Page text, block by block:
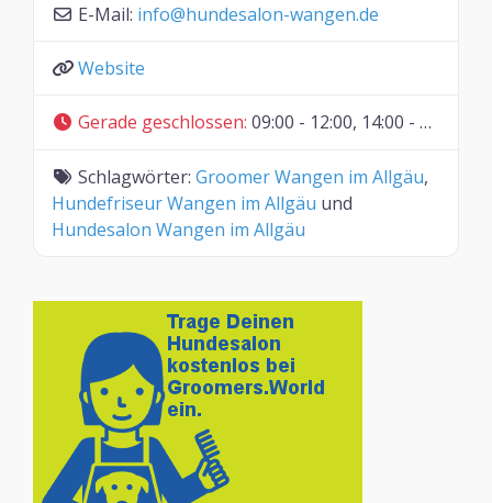
E-Mail: info@hundesalon-wangen.de
Website
Gerade geschlossen: 09:00 - 12:00, 14:00 - 17:00
Schlagwörter: Groomer Wangen im Allgäu,
Hundefriseur Wangen im Allgäu und
Hundesalon Wangen im Allgäu